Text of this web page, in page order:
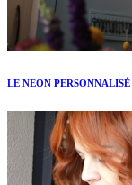
LE NEON PERSONNALISÉ